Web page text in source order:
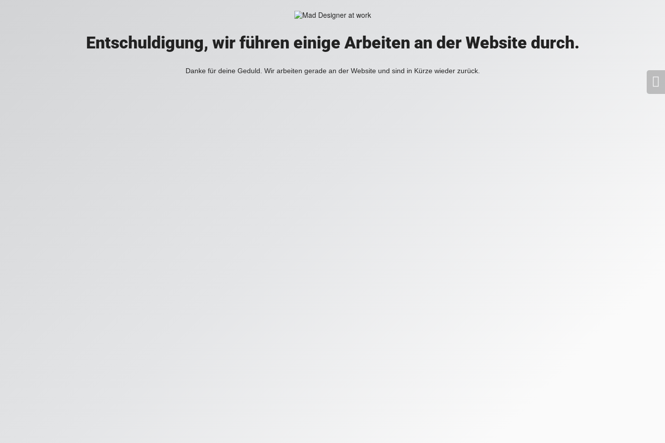
Entschuldigung, wir führen einige Arbeiten an der Website durch.
Danke für deine Geduld. Wir arbeiten gerade an der Website und sind in Kürze wieder zurück.